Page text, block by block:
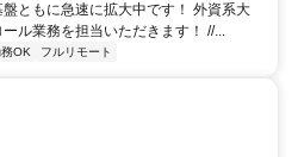
ともに急速に拡大中です！ 外資系大
ル業務を担当いただきます！ //...
OK フルリモート